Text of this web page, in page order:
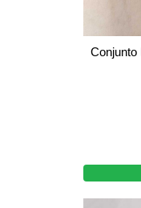
Conjunto